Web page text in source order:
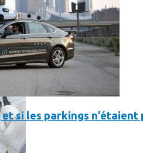
si les parkings